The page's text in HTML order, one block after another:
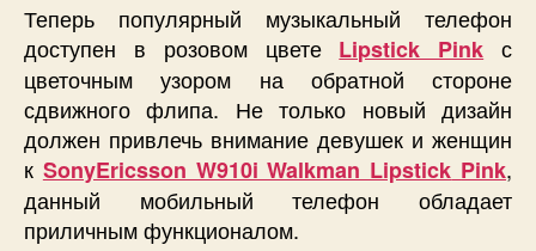
Теперь популярный музыкальный телефон
доступен в розовом цвете Lipstick Pink с
цветочным узором на обратной стороне
сдвижного флипа. Не только новый дизайн
должен привлечь внимание девушек и женщин
к SonyEricsson W910i Walkman Lipstick Pink,
данный мобильный телефон обладает
приличным функционалом.